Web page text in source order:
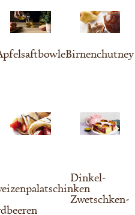
Birnenchutney
Dinkel-
Zwetschken-